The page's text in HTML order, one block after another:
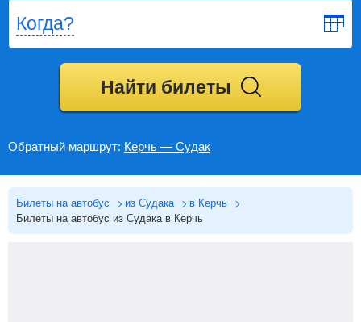
Когда?
Найти билеты
Обратный маршрут: Керчь — Судак
Билеты на автобус из Судака
в Керчь
Билеты на автобус из Судака в Керчь